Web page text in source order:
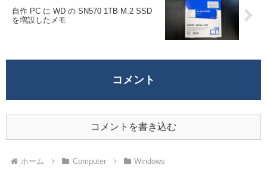
自作 PC に WD の SN570 1TB M.2 SSD
を増設したメモ
コメント
コメントを書き込む
ホーム Computer Windows